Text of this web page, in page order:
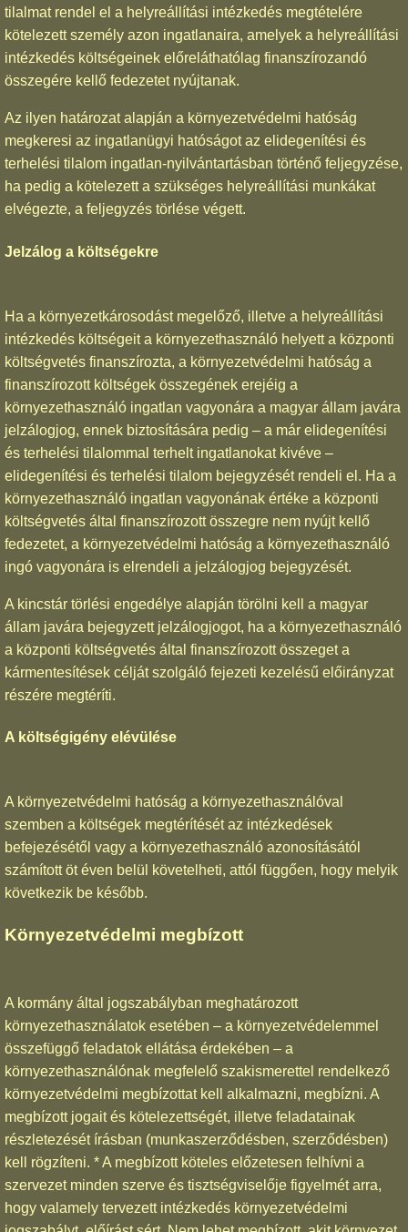
tilalmat rendel el a helyreállítási intézkedés megtételére
kötelezett személy azon ingatlanaira, amelyek a helyreállítási
intézkedés költségeinek előreláthatólag finanszírozandó
összegére kellő fedezetet nyújtanak.
Az ilyen határozat alapján a környezetvédelmi hatóság
megkeresi az ingatlanügyi hatóságot az elidegenítési és
terhelési tilalom ingatlan-nyilvántartásban történő feljegyzése,
ha pedig a kötelezett a szükséges helyreállítási munkákat
elvégezte, a feljegyzés törlése végett.
Jelzálog a költségekre
Ha a környezetkárosodást megelőző, illetve a helyreállítási
intézkedés költségeit a környezethasználó helyett a központi
költségvetés finanszírozta, a környezetvédelmi hatóság a
finanszírozott költségek összegének erejéig a
környezethasználó ingatlan vagyonára a magyar állam javára
jelzálogjog, ennek biztosítására pedig – a már elidegenítési
és terhelési tilalommal terhelt ingatlanokat kivéve –
elidegenítési és terhelési tilalom bejegyzését rendeli el. Ha a
környezethasználó ingatlan vagyonának értéke a központi
költségvetés által finanszírozott összegre nem nyújt kellő
fedezetet, a környezetvédelmi hatóság a környezethasználó
ingó vagyonára is elrendeli a jelzálogjog bejegyzését.
A kincstár törlési engedélye alapján törölni kell a magyar
állam javára bejegyzett jelzálogjogot, ha a környezethasználó
a központi költségvetés által finanszírozott összeget a
kármentesítések célját szolgáló fejezeti kezelésű előirányzat
részére megtéríti.
A költségigény elévülése
A környezetvédelmi hatóság a környezethasználóval
szemben a költségek megtérítését az intézkedések
befejezésétől vagy a környezethasználó azonosításától
számított öt éven belül követelheti, attól függően, hogy melyik
következik be később.
Környezetvédelmi megbízott
A kormány által jogszabályban meghatározott
környezethasználatok esetében – a környezetvédelemmel
összefüggő feladatok ellátása érdekében – a
környezethasználónak megfelelő szakismerettel rendelkező
környezetvédelmi megbízottat kell alkalmazni, megbízni. A
megbízott jogait és kötelezettségét, illetve feladatainak
részletezését írásban (munkaszerződésben, szerződésben)
kell rögzíteni. * A megbízott köteles előzetesen felhívni a
szervezet minden szerve és tisztségviselője figyelmét arra,
hogy valamely tervezett intézkedés környezetvédelmi